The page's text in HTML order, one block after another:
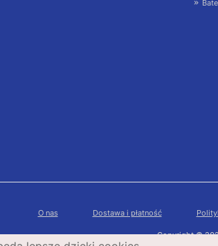
O nas Dostawa i płatność
Copyright ©